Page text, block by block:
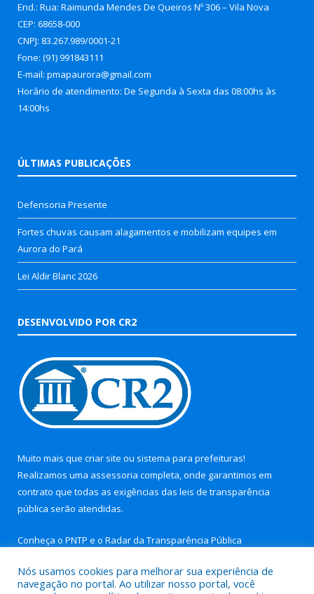
End.: Rua: Raimunda Mendes De Queiros Nº 306 – Vila Nova
CEP: 68658-000
CNPJ: 83.267.989/0001-21
Fone: (91) 991843111
E-mail: pmapaurora@gmail.com
Horário de atendimento: De Segunda à Sexta das 08:00hs às
14:00hs
ÚLTIMAS PUBLICAÇÕES
Defensoria Presente
Fortes chuvas causam alagamentos e mobilizam equipes em
Aurora do Pará
Lei Aldir Blanc 2026
DESENVOLVIDO POR CR2
Muito mais que criar site ou sistema para prefeituras!
Realizamos uma assessoria completa, onde garantimos em
contrato que todas as exigências das leis de transparência
pública serão atendidas.
Conheça o PNTP e o Radar da Transparência Pública
Nós usamos cookies para melhorar sua experiência de
navegação no portal. Ao utilizar nosso portal, você